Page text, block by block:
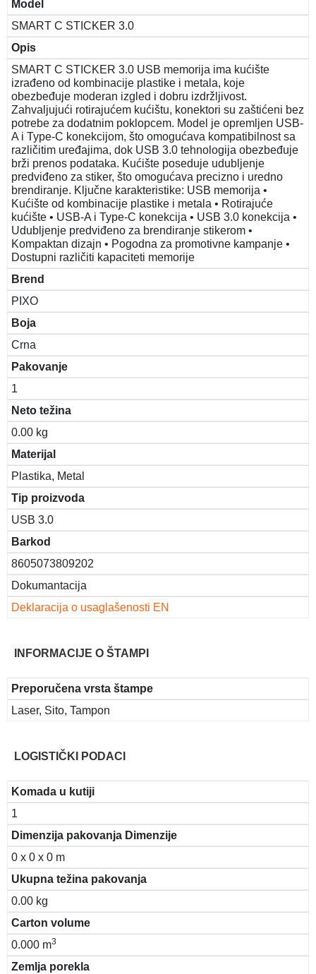
Model
SMART C STICKER 3.0
Opis
SMART C STICKER 3.0 USB memorija ima kućište
izrađeno od kombinacije plastike i metala, koje
obezbeđuje moderan izgled i dobru izdržljivost.
Zahvaljujući rotirajućem kućištu, konektori su zaštićeni bez
potrebe za dodatnim poklopcem. Model je opremljen USB-
A i Type-C konekcijom, što omogućava kompatibilnost sa
različitim uređajima, dok USB 3.0 tehnologija obezbeđuje
brži prenos podataka. Kućište poseduje udubljenje
predviđeno za stiker, što omogućava precizno i uredno
brendiranje. Ključne karakteristike: USB memorija •
Kućište od kombinacije plastike i metala • Rotirajuće
kućište • USB-A i Type-C konekcija • USB 3.0 konekcija •
Udubljenje predviđeno za brendiranje stikerom •
Kompaktan dizajn • Pogodna za promotivne kampanje •
Dostupni različiti kapaciteti memorije
Brend
PIXO
Boja
Crna
Pakovanje
1
Neto težina
0.00 kg
Materijal
Plastika, Metal
Tip proizvoda
USB 3.0
Barkod
8605073809202
Dokumantacija
Deklaracija o usaglašenosti EN
INFORMACIJE O ŠTAMPI
Preporučena vrsta štampe
Laser, Sito, Tampon
LOGISTIČKI PODACI
Komada u kutiji
1
Dimenzija pakovanja Dimenzije
0 x 0 x 0 m
Ukupna težina pakovanja
0.00 kg
Carton volume
0.000 m3
Zemlja porekla